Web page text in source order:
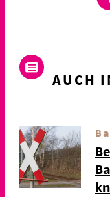
AUCH